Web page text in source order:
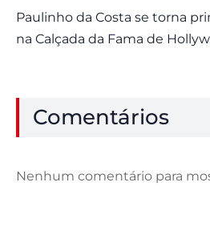
Paulinho da Costa se torna
na Calçada da Fama de
Comentários
Nenhum comentário para